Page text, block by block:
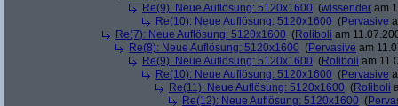
Re(9): Neue Auflösung: 5120x1600 (wissender am
Re(10): Neue Auflösung: 5120x1600 (Pervasive
Re(7): Neue Auflösung: 5120x1600 (Roliboli am
Re(8): Neue Auflösung: 5120x1600 (Pervasive am
Re(9): Neue Auflösung: 5120x1600 (Roliboli am
Re(10): Neue Auflösung: 5120x1600 (Pervasive
Re(11): Neue Auflösung: 5120x1600 (Roliboli
Re(12): Neue Auflösung: 5120x1600 (